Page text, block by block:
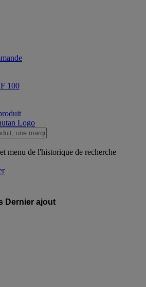
100
menu de l'historique de recherche
Dernier ajout